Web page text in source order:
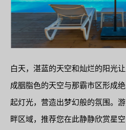
白天，湛蓝的天空和灿烂的阳光
成胭脂色的天空与那霸市区形成
起灯光，营造出梦幻般的氛围。
畔区域，推荐您在此静静欣赏星